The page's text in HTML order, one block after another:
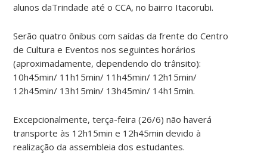
alunos daTrindade até o CCA, no bairro Itacorubi.
Serão quatro ônibus com saídas da frente do Centro
de Cultura e Eventos nos seguintes horários
(aproximadamente, dependendo do trânsito):
10h45min/ 11h15min/ 11h45min/ 12h15min/
12h45min/ 13h15min/ 13h45min/ 14h15min.
Excepcionalmente, terça-feira (26/6) não haverá
transporte às 12h15min e 12h45min devido à
realização da assembleia dos estudantes.